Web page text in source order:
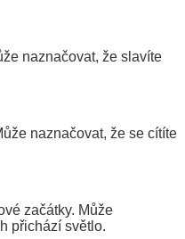
naznačovat, že slavíte
naznačovat, že se cítíte
začátky. Může
přichází světlo.